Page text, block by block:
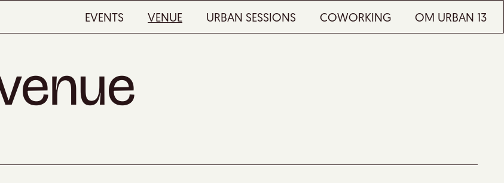
EVENTS VENUE URBAN SESSIONS COWORKING OM URBAN 13